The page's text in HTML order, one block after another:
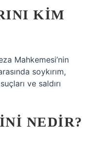
KIM
Mahkemesi’nin
soykırım,
ve saldırı
NEDIR?